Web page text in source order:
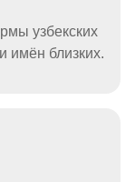
узбекских
имён близких.